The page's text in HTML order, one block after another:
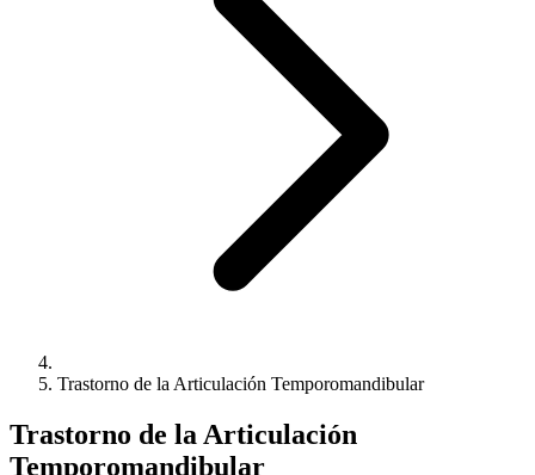
Trastorno de la Articulación Temporomandibular
Trastorno de la Articulación
Temporomandibular